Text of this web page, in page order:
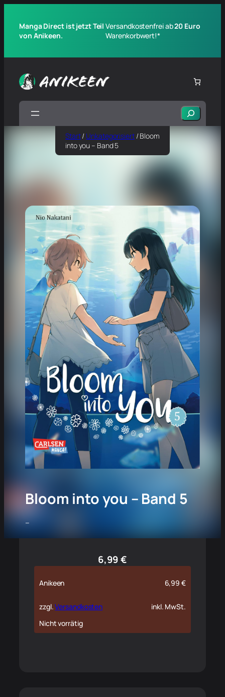
Manga Direct ist jetzt Teil
von Anikeen.
Versandkostenfrei ab20 Euro
Warenkorbwert!*
Suchen
Start/ Unkategorisiert/ Bloom
into you – Band 5
Bloom into you – Band 5
–
6,99€
Anikeen 6,99€
zzgl.Versandkosten
inkl. MwSt.
Nicht vorrätig